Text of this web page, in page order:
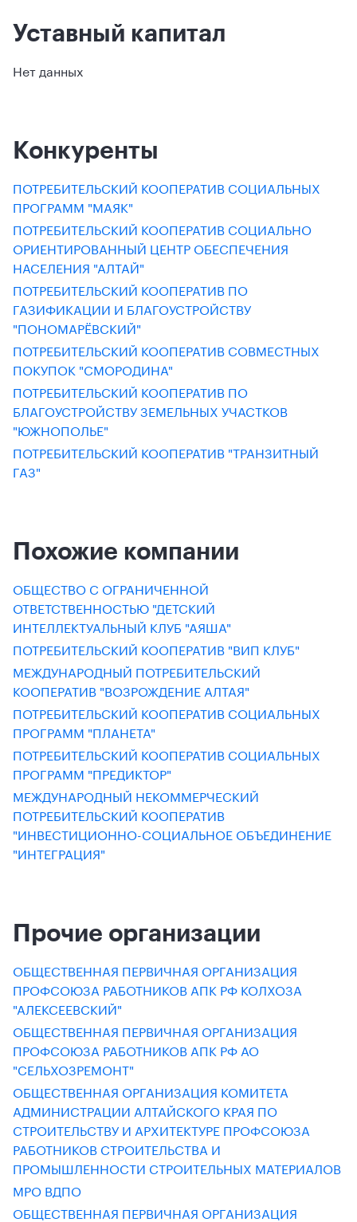
Уставный капитал
Нет данных
Конкуренты
ПОТРЕБИТЕЛЬСКИЙ КООПЕРАТИВ СОЦИАЛЬНЫХ
ПРОГРАММ "МАЯК"
ПОТРЕБИТЕЛЬСКИЙ КООПЕРАТИВ СОЦИАЛЬНО
ОРИЕНТИРОВАННЫЙ ЦЕНТР ОБЕСПЕЧЕНИЯ
НАСЕЛЕНИЯ "АЛТАЙ"
ПОТРЕБИТЕЛЬСКИЙ КООПЕРАТИВ ПО
ГАЗИФИКАЦИИ И БЛАГОУСТРОЙСТВУ
"ПОНОМАРЁВСКИЙ"
ПОТРЕБИТЕЛЬСКИЙ КООПЕРАТИВ СОВМЕСТНЫХ
ПОКУПОК "СМОРОДИНА"
ПОТРЕБИТЕЛЬСКИЙ КООПЕРАТИВ ПО
БЛАГОУСТРОЙСТВУ ЗЕМЕЛЬНЫХ УЧАСТКОВ
"ЮЖНОПОЛЬЕ"
ПОТРЕБИТЕЛЬСКИЙ КООПЕРАТИВ "ТРАНЗИТНЫЙ
ГАЗ"
Похожие компании
ОБЩЕСТВО С ОГРАНИЧЕННОЙ
ОТВЕТСТВЕННОСТЬЮ "ДЕТСКИЙ
ИНТЕЛЛЕКТУАЛЬНЫЙ КЛУБ "АЯША"
ПОТРЕБИТЕЛЬСКИЙ КООПЕРАТИВ "ВИП КЛУБ"
МЕЖДУНАРОДНЫЙ ПОТРЕБИТЕЛЬСКИЙ
КООПЕРАТИВ "ВОЗРОЖДЕНИЕ АЛТАЯ"
ПОТРЕБИТЕЛЬСКИЙ КООПЕРАТИВ СОЦИАЛЬНЫХ
ПРОГРАММ "ПЛАНЕТА"
ПОТРЕБИТЕЛЬСКИЙ КООПЕРАТИВ СОЦИАЛЬНЫХ
ПРОГРАММ "ПРЕДИКТОР"
МЕЖДУНАРОДНЫЙ НЕКОММЕРЧЕСКИЙ
ПОТРЕБИТЕЛЬСКИЙ КООПЕРАТИВ
"ИНВЕСТИЦИОННО-СОЦИАЛЬНОЕ ОБЪЕДИНЕНИЕ
"ИНТЕГРАЦИЯ"
Прочие организации
ОБЩЕСТВЕННАЯ ПЕРВИЧНАЯ ОРГАНИЗАЦИЯ
ПРОФСОЮЗА РАБОТНИКОВ АПК РФ КОЛХОЗА
"АЛЕКСЕЕВСКИЙ"
ОБЩЕСТВЕННАЯ ПЕРВИЧНАЯ ОРГАНИЗАЦИЯ
ПРОФСОЮЗА РАБОТНИКОВ АПК РФ АО
"СЕЛЬХОЗРЕМОНТ"
ОБЩЕСТВЕННАЯ ОРГАНИЗАЦИЯ КОМИТЕТА
АДМИНИСТРАЦИИ АЛТАЙСКОГО КРАЯ ПО
СТРОИТЕЛЬСТВУ И АРХИТЕКТУРЕ ПРОФСОЮЗА
РАБОТНИКОВ СТРОИТЕЛЬСТВА И
ПРОМЫШЛЕННОСТИ СТРОИТЕЛЬНЫХ МАТЕРИАЛОВ
МРО ВДПО
ОБЩЕСТВЕННАЯ ПЕРВИЧНАЯ ОРГАНИЗАЦИЯ